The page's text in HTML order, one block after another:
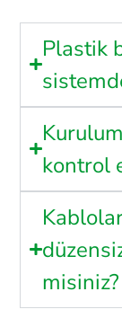
Plastik
kontrol
misiniz?